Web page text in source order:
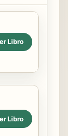
Libro
Libro